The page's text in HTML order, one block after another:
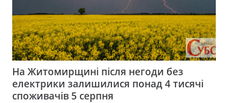
На Житомирщині після негоди без
електрики залишилися понад 4 тисячі
споживачів 5 серпня